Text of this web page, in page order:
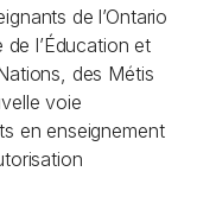
de l’Ontario
de l’Éducation et
des Métis
voie
en enseignement